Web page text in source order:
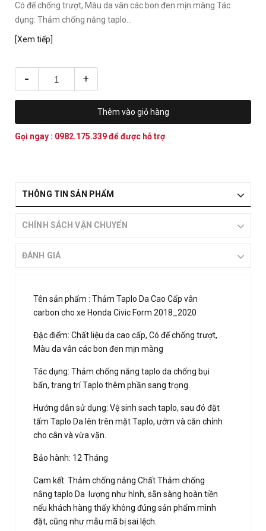
Có đế chống trượt, Màu da vân các bon đen mịn màng Tác
dụng: Thảm chống nắng taplo...
[Xem tiếp]
- +
Thêm vào giỏ hàng
Gọi ngay : 0982.175.339để được hỗ trợ
THÔNG TIN SẢN PHẨM
CHÍNH SÁCH VẬN CHUYỂN
ĐÁNH GIÁ
Tên sản phẩm : Thảm Taplo Da Cao Cấp vân
carbon cho xe Honda Civic Form 2018_2020
Đặc điểm: Chất liệu da cao cấp, Có đế chống trượt,
Màu da vân các bon đen mịn màng
Tác dụng: Thảm chống nắng taplo da chống bụi
bẩn, trang trí Taplo thêm phần sang trọng.
Hướng dẫn sử dụng: Vệ sinh sach taplo, sau đó đặt
tấm Taplo Da lên trên mặt Taplo, ướm và căn chỉnh
cho cân và vừa vặn.
Bảo hành: 12 Tháng
Cam kết: Thảm chống nắng Chất Thảm chống
nắng taplo Da lượng như hình, sẵn sàng hoàn tiền
nếu khách hàng thấy không đúng sản phẩm mình
đặt, cũng như mẫu mã bị sai lệch.